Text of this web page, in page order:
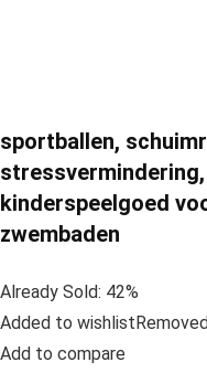
sportballen,
kinderspeelgoed
zwembaden
Already Sold: 42%
Added to
Add to compare